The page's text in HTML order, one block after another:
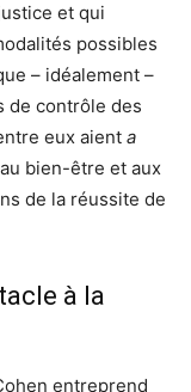
et qui
possibles
– idéalement –
de contrôle des
eux aient a
bien-être et aux
de la réussite de
à la
entreprend